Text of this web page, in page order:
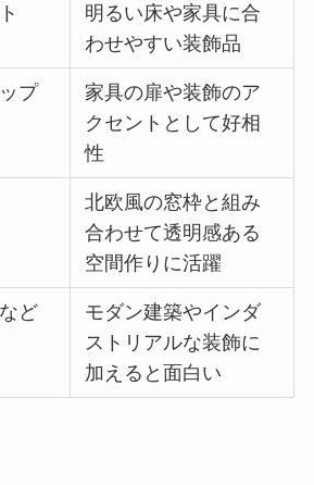
明るい床や家具に合
わせやすい装飾品
プ
家具の扉や装飾のア
クセントとして好相
性
北欧風の窓枠と組み
合わせて透明感ある
空間作りに活躍
ど
モダン建築やインダ
ストリアルな装飾に
加えると面白い